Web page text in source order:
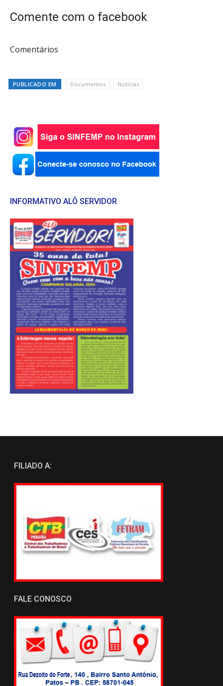
Comente com o facebook
Comentários
PUBLICADO EM Documentos Notícias
INFORMATIVO ALÔ SERVIDOR
FILIADO A:
FALE CONOSCO